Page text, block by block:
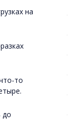
на
то
до